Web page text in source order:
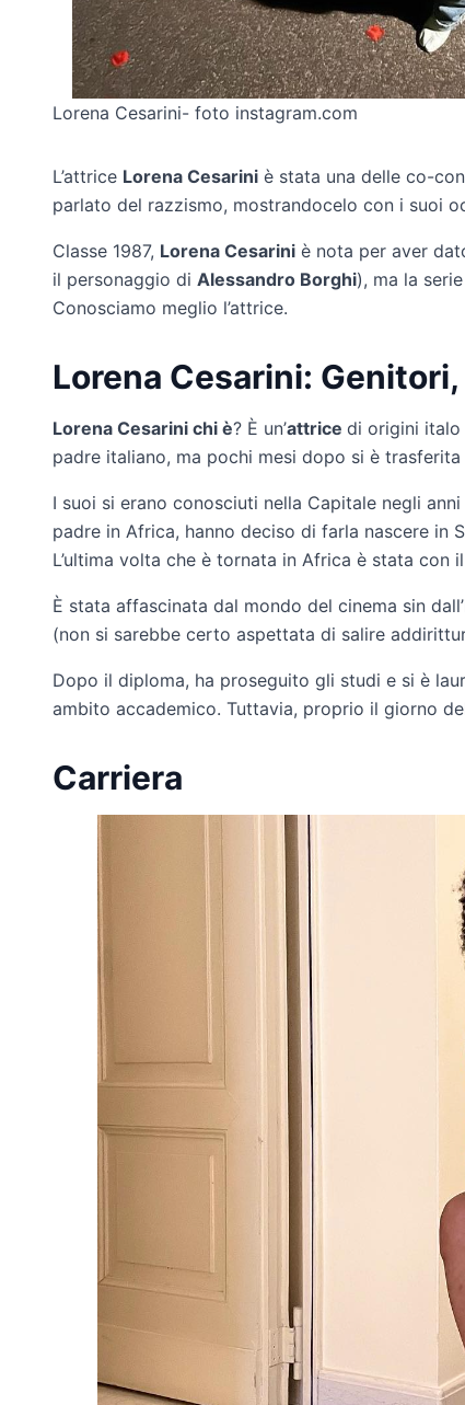
Lorena Cesarini- foto instagram.com
L’attrice Lorena Cesarini è stata una delle co-
parlato del razzismo, mostrandocelo con i suoi
Classe 1987, Lorena Cesarini è nota per aver
il personaggio di Alessandro Borghi), ma la
Conosciamo meglio l’attrice.
Lorena Cesarini:
Lorena Cesarini chi è? È un’attrice di origini italo
padre italiano, ma pochi mesi dopo si è
I suoi si erano conosciuti nella Capitale negli
padre in Africa, hanno deciso di farla nascere in
L’ultima volta che è tornata in Africa è stata con
È stata affascinata dal mondo del cinema sin
(non si sarebbe certo aspettata di salire
Dopo il diploma, ha proseguito gli studi e si è
ambito accademico. Tuttavia, proprio il giorno
Carriera